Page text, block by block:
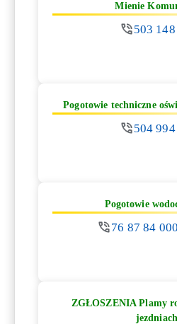
Mienie
503
Pogotowie techniczne
504
Pogotowie
76 87 84
ZGŁOSZENIA Plamy